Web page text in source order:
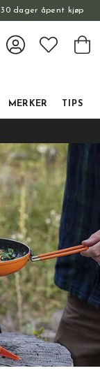
30 dager åpent kjøp
MERKER TIPS